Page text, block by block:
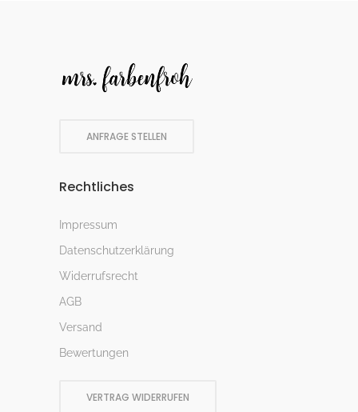
ANFRAGE STELLEN
Rechtliches
Impressum
Datenschutzerklärung
Widerrufsrecht
AGB
Versand
Bewertungen
VERTRAG WIDERRUFEN